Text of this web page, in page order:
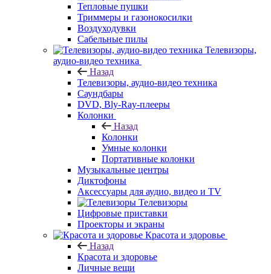
Тепловые пушки
Триммеры и газонокосилки
Воздуходувки
Сабельные пилы
Телевизоры,
аудио-видео техника
Назад
Телевизоры, аудио-видео техника
Саундбары
DVD, Bly-Ray-плееры
Колонки
Назад
Колонки
Умные колонки
Портативные колонки
Музыкальные центры
Диктофоны
Аксессуары для аудио, видео и TV
Телевизоры
Цифровые приставки
Проекторы и экраны
Красота и здоровье
Назад
Красота и здоровье
Личные вещи